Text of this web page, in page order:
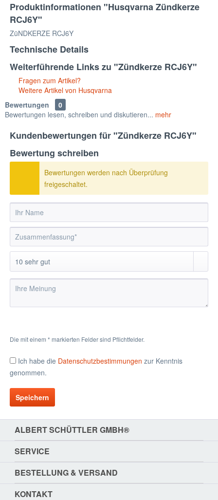
Produktinformationen "Husqvarna Zündkerze
RCJ6Y"
ZüNDKERZE RCJ6Y
Technische Details
Weiterführende Links zu "Zündkerze RCJ6Y"
Fragen zum Artikel?
Weitere Artikel von Husqvarna
Bewertungen
0
Bewertungen lesen, schreiben und diskutieren... mehr
Kundenbewertungen für "Zündkerze RCJ6Y"
Bewertung schreiben
Bewertungen werden nach Überprüfung
freigeschaltet.
Die mit einem * markierten Felder sind Pflichtfelder.
Ich habe die Datenschutzbestimmungen zur Kenntnis
genommen.
Speichern
ALBERT SCHÜTTLER GMBH®
SERVICE
BESTELLUNG & VERSAND
KONTAKT